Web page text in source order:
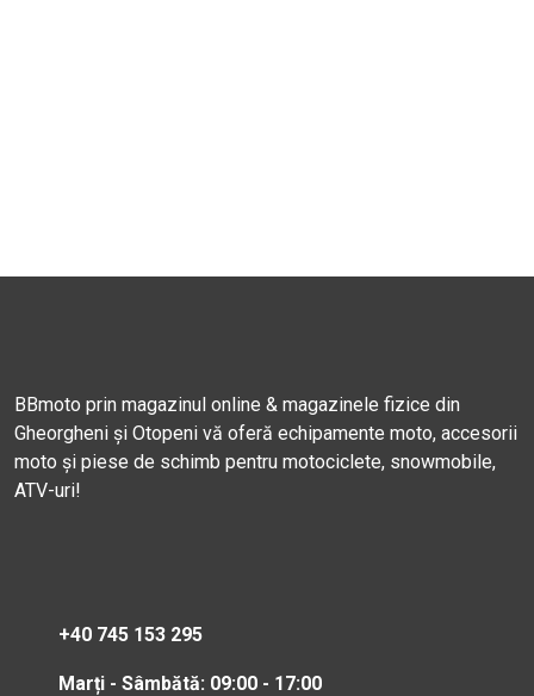
BBmoto prin magazinul online & magazinele fizice din
Gheorgheni și Otopeni vă oferă echipamente moto, accesorii
moto și piese de schimb pentru motociclete, snowmobile,
ATV-uri!
+40 745 153 295
Marți - Sâmbătă: 09:00 - 17:00